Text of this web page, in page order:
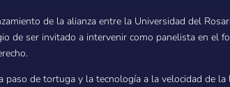
de la alianza entre la Universidad del
de ser invitado a intervenir como panelista en el
paso de tortuga y la tecnología a la velocidad de